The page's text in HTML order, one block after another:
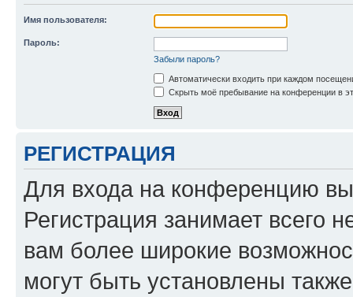
Имя пользователя:
Пароль:
Забыли пароль?
Автоматически входить при каждом
Скрыть моё пребывание на конференции в
РЕГИСТРАЦИЯ
Для входа на конференцию
Регистрация занимает всего
вам более широкие
могут быть установлены